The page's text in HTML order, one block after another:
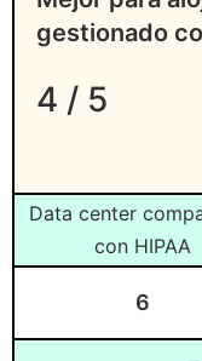
gestionado
4 / 5
Data center
con HIPAA
6